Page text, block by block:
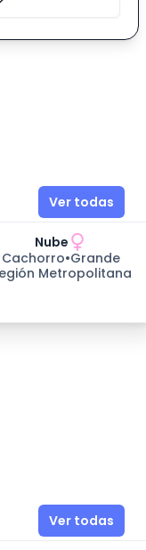
Ver todas
Nube
Cachorro•Grande
Metropolitana
Ver todas